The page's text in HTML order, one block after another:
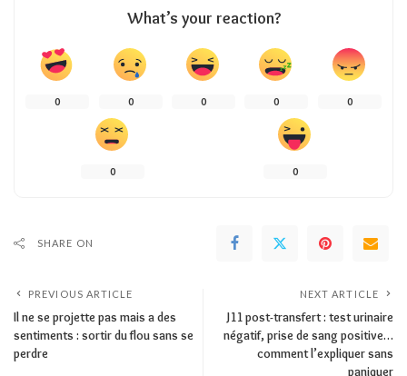
What’s your reaction?
0 0 0 0 0
0 0
SHARE ON
PREVIOUS ARTICLE
Il ne se projette pas mais a des
sentiments : sortir du flou sans se
perdre
NEXT ARTICLE
J11 post-transfert : test urinaire
négatif, prise de sang positive…
comment l’expliquer sans
paniquer